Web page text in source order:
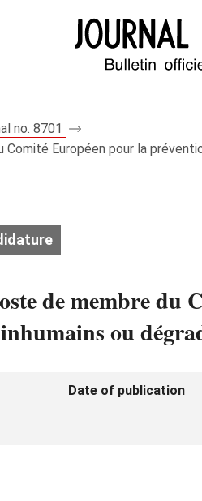
no. 8701
Européen pour la
de membre du
ou
Date of publication